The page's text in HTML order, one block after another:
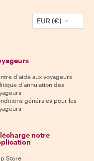
EUR (€)
d'aide aux voyageurs
d'annulation des
générales pour les
notre
Store